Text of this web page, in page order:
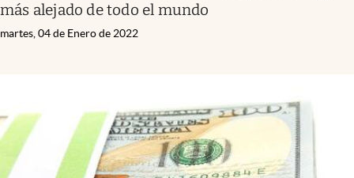
más alejado de todo el mundo
martes, 04 de Enero de 2022